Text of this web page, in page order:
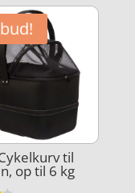
til
op til 6 kg